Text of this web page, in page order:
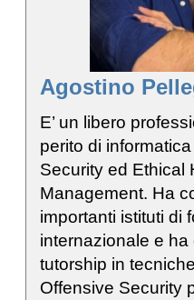
Agostino
E’ un libero
perito di
Security ed Ethical
Management. Ha
importanti istituti di
internazionale e
tutorship in
Offensive Security